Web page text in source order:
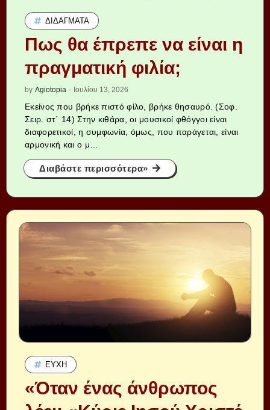
ΔΙΔΆΓΜΑΤΑ
Πως θα έπρεπε να είναι η
πραγματική φιλία;
by Agiotopia - Ιουλίου 13, 2026
Εκείνος που βρήκε πιστό φίλο, βρήκε θησαυρό. (Σοφ.
Σειρ. στ´ 14) Στην κιθάρα, οι μουσικοί φθόγγοι είναι
διαφορετικοί, η συμφωνία, όμως, που παράγεται, είναι
αρμονική και ο μ…
Διαβάστε περισσότερα»
ΕΥΧΉ
«Όταν ένας άνθρωπος